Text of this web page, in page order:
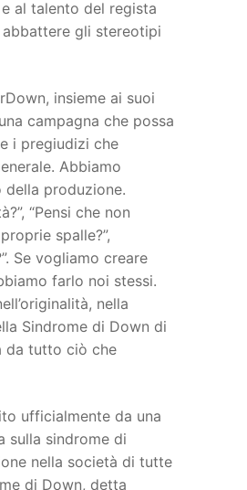
al talento del regista
gli stereotipi
insieme ai suoi
campagna che possa
i pregiudizi che
Abbiamo
produzione.
“Pensi che non
spalle?”,
Se vogliamo creare
farlo noi stessi.
nella
Sindrome di Down di
da tutto ciò che
ufficialmente da una
sulla sindrome di
nella società di tutte
di Down, detta